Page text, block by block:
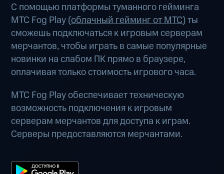
С помощью платформы туманного гейминга
МТС Fog Play (облачный гейминг от МТС) ты
сможешь подключаться к игровым серверам
мерчантов, чтобы играть в самые популярные
новинки на слабом ПК прямо в браузере,
оплачивая только стоимость игрового часа.
МТС Fog Play обеспечивает техническую
возможность подключения к игровым
серверам мерчантов для доступа к играм.
Серверы предоставляются мерчантами.